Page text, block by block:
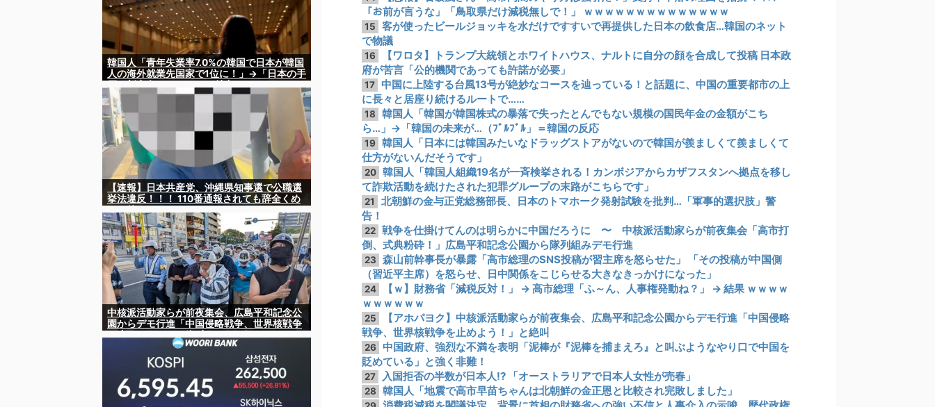
「お前が言うな」「鳥取県だけ減税無しで！」 ｗｗｗｗｗｗｗｗｗｗｗｗｗｗ
15
客が使ったビールジョッキを水だけですすいで再提供した日本の飲食店…韓国のネット
で物議
16
【ワロタ】トランプ大統領とホワイトハウス、ナルトに自分の顔を合成して投稿 日本政
府が苦言「公的機関であっても許諾が必要」
17 中国に上陸する台風13号が絶妙なコースを辿っている！と話題に、中国の重要都市の上
に長々と居座り続けるルートで……
18
韓国人「韓国が韓国株式の暴落で失ったとんでもない規模の国民年金の金額がこち
ら…」→「韓国の未来が…（ﾌﾞﾙﾌﾞﾙ」＝韓国の反応
19
韓国人「日本には韓国みたいなドラッグストアがないので韓国が羨ましくて羨ましくて
仕方がないんだそうです」
20 韓国人「韓国人組織19名が一斉検挙される！カンボジアからカザフスタンへ拠点を移し
て詐欺活動を続けたされた犯罪グループの末路がこちらです」
21
北朝鮮の金与正党総務部長、日本のトマホーク発射試験を批判…「軍事的選択肢」警
告！
22 戦争を仕掛けてんのは明らかに中国だろうに 〜 中核派活動家らが前夜集会「高市打
倒、式典粉砕！」広島平和記念公園から隊列組みデモ行進
23
森山前幹事長が暴露「高市総理のSNS投稿が習主席を怒らせた」 「その投稿が中国側
（習近平主席）を怒らせ、日中関係をこじらせる大きなきっかけになった」
24
【ｗ】財務省「減税反対！」 → 高市総理「ふ～ん、人事権発動ね？」 → 結果 ｗｗｗｗ
ｗｗｗｗｗｗ
25
【アホパヨク】中核派活動家らが前夜集会、広島平和記念公園からデモ行進「中国侵略
戦争、世界核戦争を止めよう！」と絶叫
26
中国政府、強烈な不満を表明「泥棒が『泥棒を捕まえろ』と叫ぶようなやり口で中国を
貶めている」と強く非難！
27 入国拒否の半数が日本人!? 「オーストラリアで日本人女性が売春」
28 韓国人「地震で高市早苗ちゃんは北朝鮮の金正恩と比較され完敗しました」
韓国人「青年失業率7.0%の韓国で日本が韓国
人の海外就業先国家で1位に！」→「日本の手
【速報】日本共産党、沖縄県知事選で公職選
挙法違反！！！ 110番通報されても辞全くめ
中核派活動家らが前夜集会、広島平和記念公
園からデモ行進「中国侵略戦争、世界核戦争